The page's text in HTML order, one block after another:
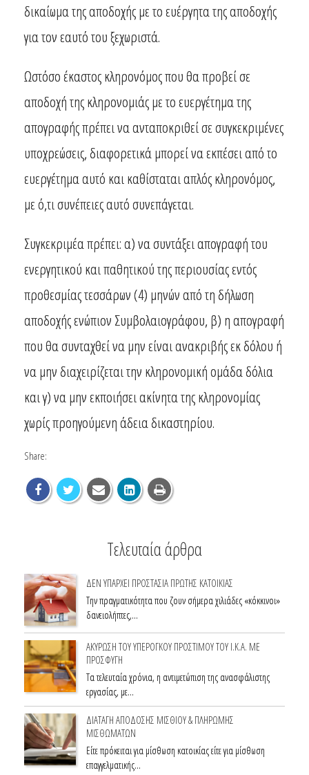
δικαίωμα της αποδοχής με το ευέργητα της αποδοχής
για τον εαυτό του ξεχωριστά.
Ωστόσο έκαστος κληρονόμος που θα προβεί σε
αποδοχή της κληρονομιάς με το ευεργέτημα της
απογραφής πρέπει να ανταποκριθεί σε συγκεκριμένες
υποχρεώσεις, διαφορετικά μπορεί να εκπέσει από το
ευεργέτημα αυτό και καθίσταται απλός κληρονόμος,
με ό,τι συνέπειες αυτό συνεπάγεται.
Συγκεκριμέα πρέπει: α) να συντάξει απογραφή του
ενεργητικού και παθητικού της περιουσίας εντός
προθεσμίας τεσσάρων (4) μηνών από τη δήλωση
αποδοχής ενώπιον Συμβολαιογράφου, β) η απογραφή
που θα συνταχθεί να μην είναι ανακριβής εκ δόλου ή
να μην διαχειρίζεται την κληρονομική ομάδα δόλια
και γ) να μην εκποιήσει ακίνητα της κληρονομίας
χωρίς προηγούμενη άδεια δικαστηρίου.
Share:
Τελευταία άρθρα
ΔΕΝ ΥΠΑΡΧΕΙ ΠΡΟΣΤΑΣΙΑ ΠΡΩΤΗΣ ΚΑΤΟΙΚΙΑΣ
Την πραγματικότητα που ζουν σήμερα χιλιάδες «κόκκινοι»
δανειολήπτες,…
ΑΚΥΡΩΣΗ ΤΟΥ ΥΠΕΡΟΓΚΟΥ ΠΡΟΣΤΙΜΟΥ ΤΟΥ Ι.Κ.Α. ΜΕ
ΠΡΟΣΦΥΓΗ
Τα τελευταία χρόνια, η αντιμετώπιση της ανασφάλιστης
εργασίας, με…
ΔΙΑΤΑΓΗ ΑΠΟΔΟΣΗΣ ΜΙΣΘΙΟΥ & ΠΛΗΡΩΜΗΣ
ΜΙΣΘΩΜΑΤΩΝ
Είτε πρόκειται για μίσθωση κατοικίας είτε για μίσθωση
επαγγελματικής…